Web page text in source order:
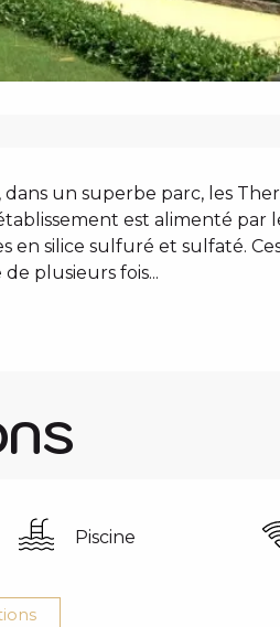
un superbe parc, les
est alimenté par
en silice sulfuré et sulfaté.
plusieurs fois...
Piscine